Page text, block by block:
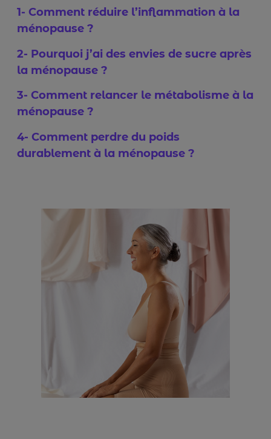
1- Comment réduire l’inflammation à la
ménopause ?
2- Pourquoi j’ai des envies de sucre après
la ménopause ?
3- Comment relancer le métabolisme à la
ménopause ?
4- Comment perdre du poids
durablement à la ménopause ?